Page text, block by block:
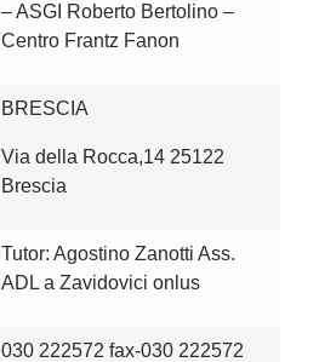
– ASGI Roberto Bertolino –
Centro Frantz Fanon
BRESCIA
Via della Rocca,14 25122
Brescia
Tutor: Agostino Zanotti Ass.
ADL a Zavidovici onlus
030 222572 fax-030 222572